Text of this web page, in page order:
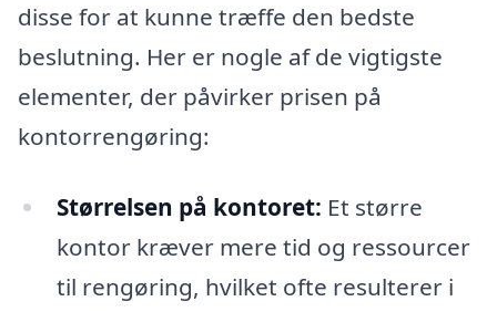
disse for at kunne træffe den bedste
beslutning. Her er nogle af de vigtigste
elementer, der påvirker prisen på
kontorrengøring:
Størrelsen på kontoret: Et større
kontor kræver mere tid og ressourcer
til rengøring, hvilket ofte resulterer i